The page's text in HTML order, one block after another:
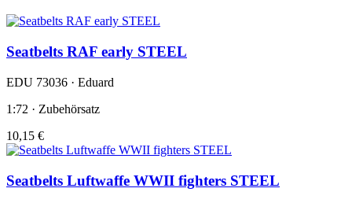
Seatbelts RAF early STEEL
EDU 73036 · Eduard
1:72 · Zubehörsatz
10,15 €
Seatbelts Luftwaffe WWII fighters STEEL